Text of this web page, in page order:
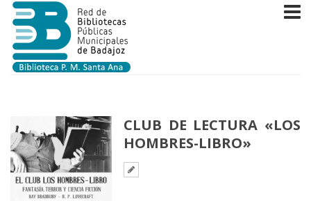
CLUB DE LECTURA «LOS
HOMBRES-LIBRO»